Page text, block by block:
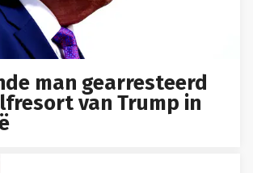
man gearresteerd
van Trump in